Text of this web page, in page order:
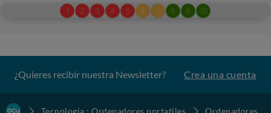
¿Quieres recibir nuestra Newsletter? Crea una cuenta
Tecnología : Ordenadores portatiles
Ordenadores